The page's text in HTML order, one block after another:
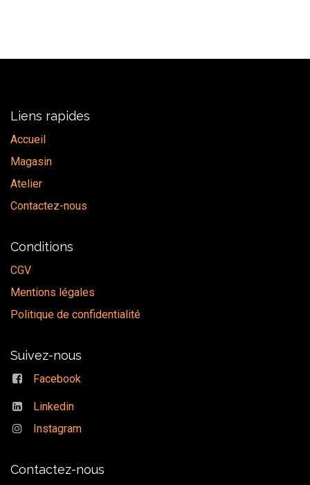
Liens rapides
Accueil
Magasin
Atelier
Contactez-nous
Conditions
CGV
Mentions légales
Politique de confidentialité
Suivez-nous
Facebook
Linkedin
Instagram
Contactez-nous